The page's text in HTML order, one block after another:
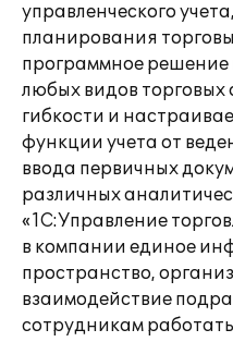
управленческого
планирования
программное решение
любых видов торговых
гибкости и
функции учета от
ввода первичных
различных
«1С:Управление
в компании единое
пространство,
взаимодействие
сотрудникам